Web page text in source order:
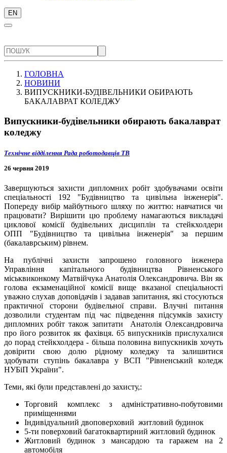
EN
ГОЛОВНА
НОВИНИ
ВИПУСКНИКИ-БУДІВЕЛЬНИКИ ОБИРАЮТЬ
БАКАЛАВРАТ КОЛЕДЖУ
Випускники-будівельники обирають бакалаврат
коледжу
Технічне відділення Рада роботодавців ТВ
26 червня 2019
Завершуються захисти дипломних робіт здобувачами освіти
спеціальності 192 "Будівництво та цивільна інженерія".
Попереду вибір майбутнього шляху по життю: навчатися чи
працювати? Вирішити цю проблему намагаються викладачі
циклової комісії будівельних дисциплін та стейкхолдери
ОПП "Будівництво та цивільна інженерія" за першим
(бакалаврським) рівнем.
На публічні захисти запрошено головного інженера
Управління капітального будівництва Рівненського
міськвиконкому Матвійчука Анатолія Олександровича. Він як
голова екзаменаційної комісії вище вказаної спеціальності
уважно слухав доповідачів і задавав запитання, які стосуються
практичної сторони будівельної справи. Влучні питання
дозволили студентам під час підведення підсумків захисту
дипломних робіт також запитати Анатолія Олександровича
про його розвиток як фахівця. 65 випускників прислухалися
до порад стейкхолдера - більша половина випускників хочуть
довірити свою долю рідному коледжу та залишитися
здобувати ступінь бакалавра у ВСП "Рівненський коледж
НУБіП України".
Теми, які були представлені до захисту,:
Торговий комплекс з адміністративно-побутовими
приміщеннями
Індивідуальний двоповерховий житловий будинок
5-ти поверховий багатоквартирний житловий будинок
Житловий будинок з мансардою та гаражем на 2
автомобіля